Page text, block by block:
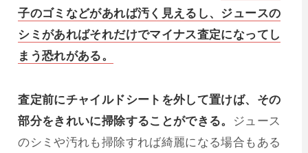
子のゴミなどがあれば汚く見えるし、ジュースの
シミがあればそれだけでマイナス査定になってし
まう恐れがある。
査定前にチャイルドシートを外して置けば、その
部分をきれいに掃除することができる。 ジュース
のシミや汚れも掃除すれば綺麗になる場合もある